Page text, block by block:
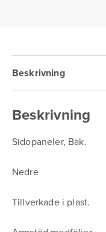
Beskrivning
Beskrivning
Sidopaneler, Bak.
Nedre
Tillverkade i plast.